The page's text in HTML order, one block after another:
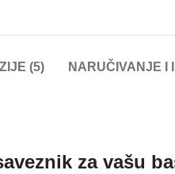
(5) NARUČIVANJE I
za vašu